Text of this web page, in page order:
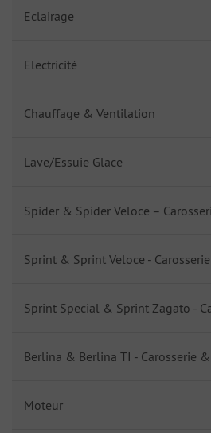
Eclairage
Electricité
Chauffage & Ventilation
Lave/Essuie Glace
Spider & Spider Veloce –
Sprint & Sprint Veloce -
Sprint Special & Sprint Zagato -
Berlina & Berlina TI - Carosserie
Moteur